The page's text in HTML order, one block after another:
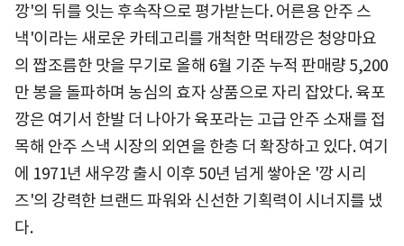
깡'의 뒤를 잇는 후속작으로 평가받는다. 어른용 안주 스
낵'이라는 새로운 카테고리를 개척한 먹태깡은 청양마요
의 짭조름한 맛을 무기로 올해 6월 기준 누적 판매량 5,200
만 봉을 돌파하며 농심의 효자 상품으로 자리 잡았다. 육포
깡은 여기서 한발 더 나아가 육포라는 고급 안주 소재를 접
목해 안주 스낵 시장의 외연을 한층 더 확장하고 있다. 여기
에 1971년 새우깡 출시 이후 50년 넘게 쌓아온 '깡 시리
즈'의 강력한 브랜드 파워와 신선한 기획력이 시너지를 냈
다.